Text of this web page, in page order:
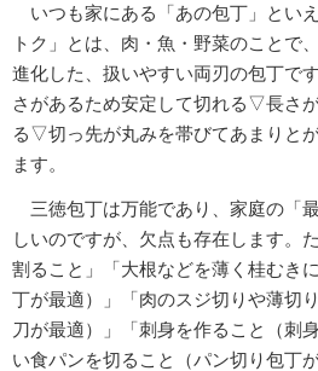
いつも家にある「あの包丁」とい
トク」とは、肉・魚・野菜のことで
進化した、扱いやすい両刃の包丁で
さがあるため安定して切れる▽長さ
る▽切っ先が丸みを帯びてあまりと
ます。
三徳包丁は万能であり、家庭の「
しいのですが、欠点も存在します。
割ること」「大根などを薄く桂むき
丁が最適）」「肉のスジ切りや薄切
刀が最適）」「刺身を作ること（刺
い食パンを切ること（パン切り包丁